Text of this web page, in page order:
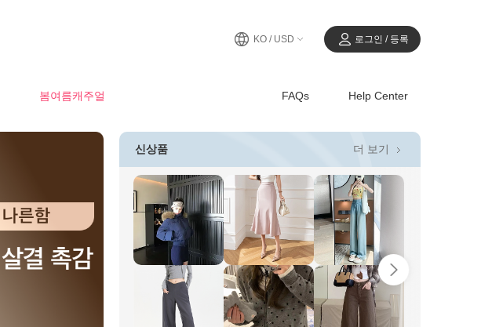
KO / USD 로그인 / 등록
봄여름캐주얼 FAQs Help Center
신상품 더 보기 